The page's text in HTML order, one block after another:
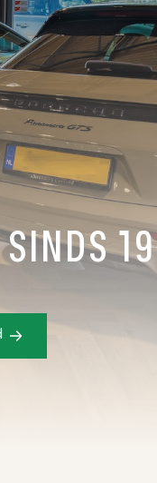
ADRES
Kruisweg 1525
2142 LB, Cruquius
SINDS